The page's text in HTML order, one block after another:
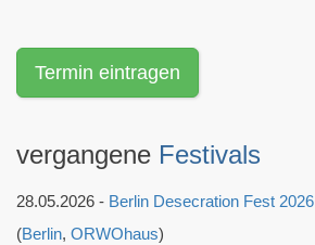
Termin eintragen
vergangene Festivals
28.05.2026 - Berlin Desecration Fest 2026
(Berlin, ORWOhaus)